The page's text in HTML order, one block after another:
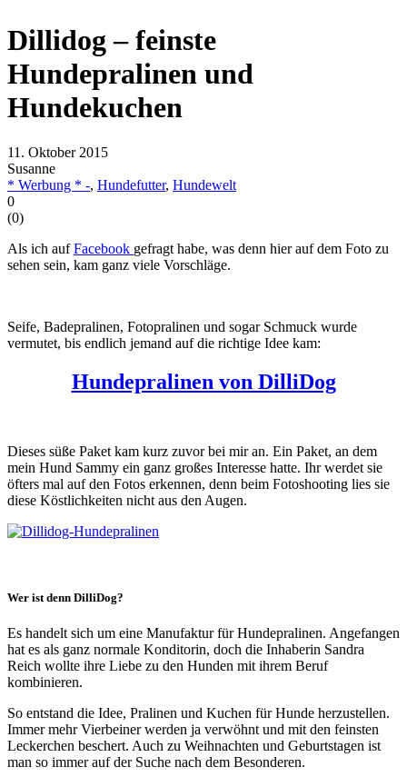
Dillidog – feinste
Hundepralinen und
Hundekuchen
11. Oktober 2015
Susanne
* Werbung * -, Hundefutter, Hundewelt
0
(0)
Als ich aufFacebook gefragt habe, was denn hier auf dem Foto zu
sehen sein, kam ganz viele Vorschläge.
Seife, Badepralinen, Fotopralinen und sogar Schmuck wurde
vermutet, bis endlich jemand auf die richtige Idee kam:
Hundepralinen von DilliDog
Dieses süße Paket kam kurz zuvor bei mir an. Ein Paket, an dem
mein Hund Sammy ein ganz großes Interesse hatte. Ihr werdet sie
öfters mal auf den Fotos erkennen, denn beim Fotoshooting lies sie
diese Köstlichkeiten nicht aus den Augen.
Wer ist denn DilliDog?
Es handelt sich um eine Manufaktur für Hundepralinen. Angefangen
hat es als ganz normale Konditorin, doch die Inhaberin Sandra
Reich wollte ihre Liebe zu den Hunden mit ihrem Beruf
kombinieren.
So entstand die Idee, Pralinen und Kuchen für Hunde herzustellen.
Immer mehr Vierbeiner werden ja verwöhnt und mit den feinsten
Leckerchen beschert. Auch zu Weihnachten und Geburtstagen ist
man so immer auf der Suche nach dem Besonderen.